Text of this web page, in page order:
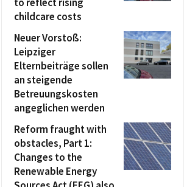
childcare costs
Neuer Vorstoß:
Leipziger
Elternbeiträge sollen
an steigende
Betreuungskosten
angeglichen werden
Reform fraught with
obstacles, Part 1:
Changes to the
Renewable Energy